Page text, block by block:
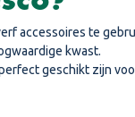
accessoires te
kwast.
geschikt zijn